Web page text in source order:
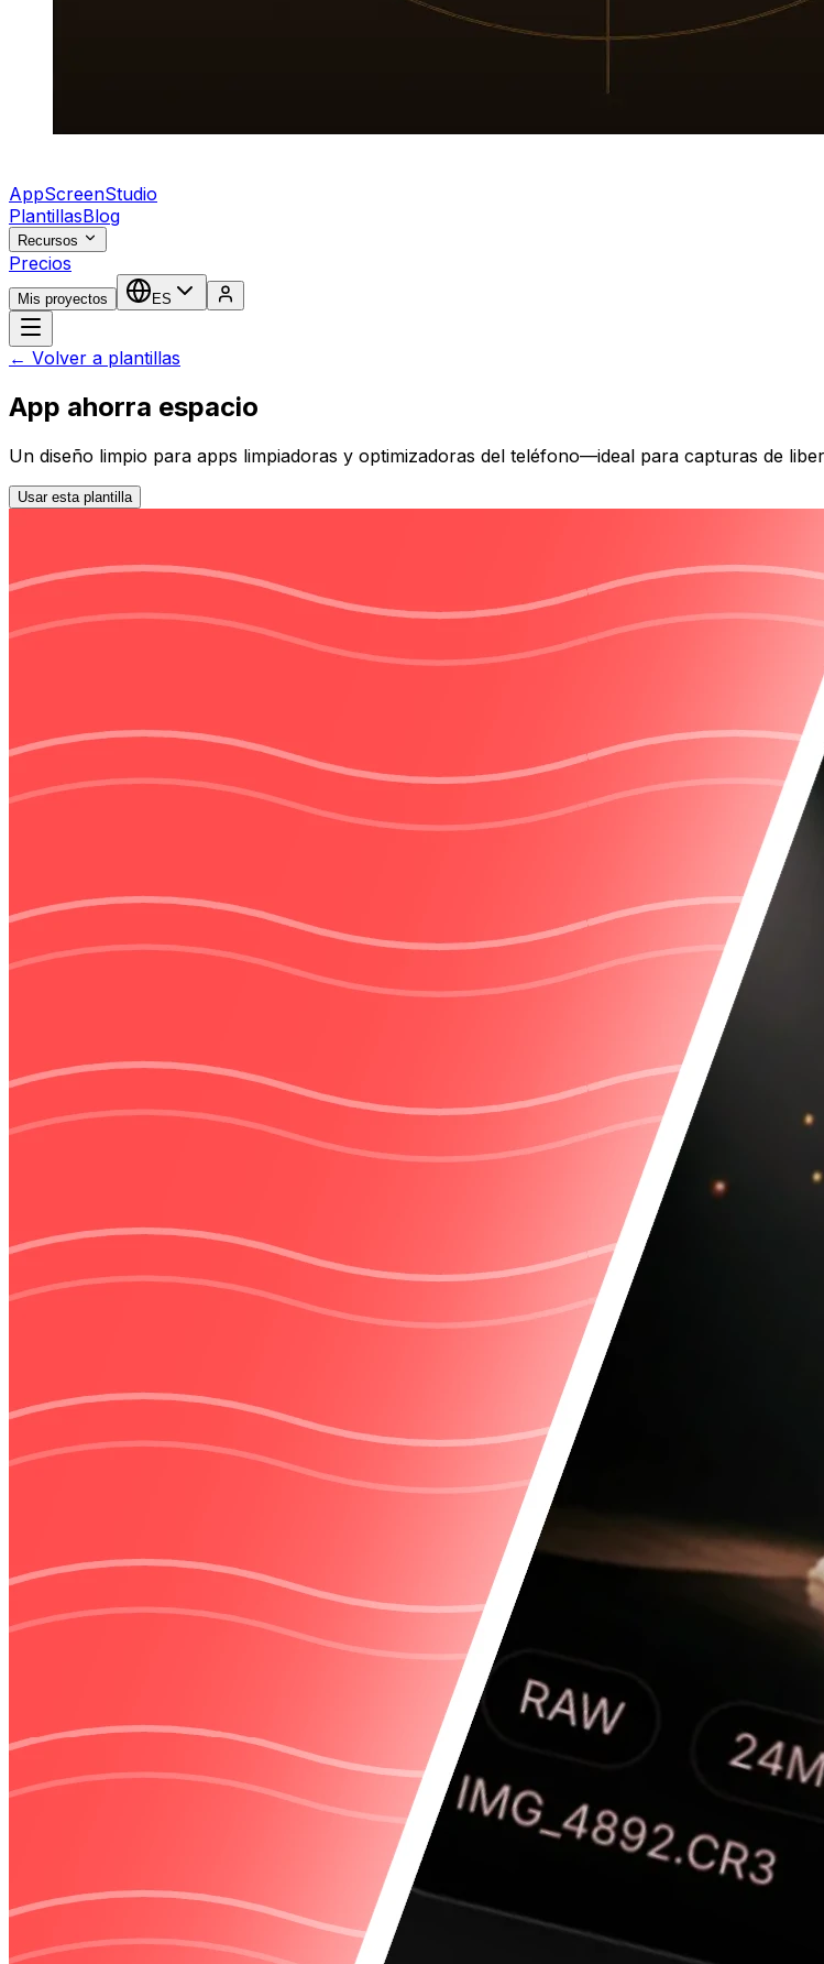
AppScreenStudio
PlantillasBlog
Recursos
Precios
Mis proyectos ES
← Volver a plantillas
App ahorra espacio
Un diseño limpio para apps limpiadoras y optimizadoras del teléfono—ideal para capturas de
Usar esta plantilla